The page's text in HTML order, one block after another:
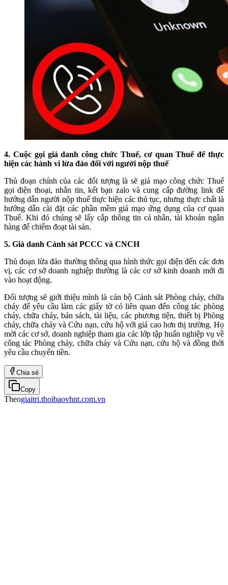
4. Cuộc gọi giả danh công chức Thuế, cơ quan Thuế để thực
hiện các hành vi lừa đảo đối với người nộp thuế
Thủ đoạn chính của các đối tượng là sẽ giả mạo công chức Thuế
gọi điện thoại, nhắn tin, kết bạn zalo và cung cấp đường link để
hướng dẫn người nộp thuế thực hiện các thủ tục, nhưng thực chất là
hướng dẫn cài đặt các phần mềm giả mạo ứng dụng của cơ quan
Thuế. Khi đó chúng sẽ lấy cắp thông tin cá nhân, tài khoản ngân
hàng để chiếm đoạt tài sản.
5. Giả danh Cảnh sát PCCC và CNCH
Thủ đoạn lừa đảo thường thông qua hình thức gọi điện đến các đơn
vị, các cơ sở doanh nghiệp thường là các cơ sở kinh doanh mới đi
vào hoạt động.
Đối tượng sẽ giới thiệu mình là cán bộ Cảnh sát Phòng cháy, chữa
cháy để yêu cầu làm các giấy tờ có liên quan đến công tác phòng
cháy, chữa cháy, bán sách, tài liệu, các phương tiện, thiết bị Phòng
cháy, chữa cháy và Cứu nạn, cứu hộ với giá cao hơn thị trường. Họ
mời các cơ sở, doanh nghiệp tham gia các lớp tập huấn nghiệp vụ về
công tác Phòng cháy, chữa cháy và Cứu nạn, cứu hộ và đồng thời
yêu cầu chuyển tiền.
Chia sẻ
Copy
Theogiaitri.thoibaovhnt.com.vn